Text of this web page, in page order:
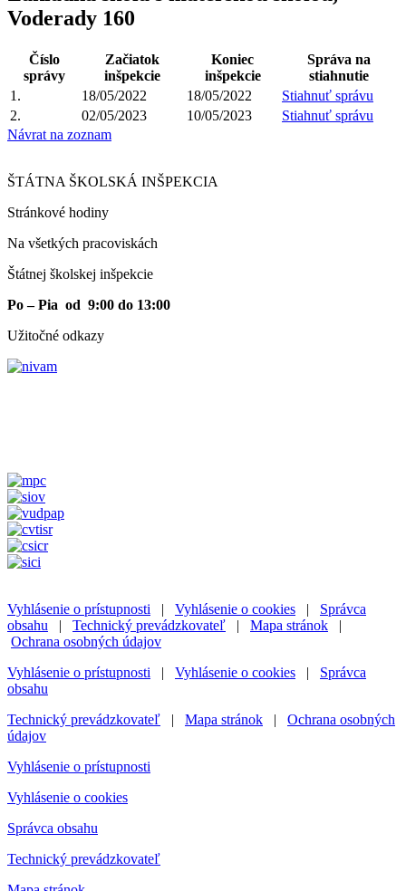
Voderady 160
Číslo
správy
Začiatok
inšpekcie
Koniec
inšpekcie
Správa na
stiahnutie
1.
18/05/2022 18/05/2022
Stiahnuť správu
2.
02/05/2023 10/05/2023
Stiahnuť správu
Návrat na zoznam
ŠTÁTNA ŠKOLSKÁ INŠPEKCIA
Stránkové hodiny​
Na všetkých pracoviskách
Štátnej školskej inšpekcie
Po – Pia od 9:00 do 13:00
Užitočné odkazy
Vyhlásenie o prístupnosti | Vyhlásenie o cookies | Správca
obsahu | Technický prevádzkovateľ | Mapa stránok |
Ochrana osobných údajov
Vyhlásenie o prístupnosti | Vyhlásenie o cookies | Správca
obsahu
Technický prevádzkovateľ | Mapa stránok | Ochrana osobných
údajov
Vyhlásenie o prístupnosti
Vyhlásenie o cookies
Správca obsahu
Technický prevádzkovateľ